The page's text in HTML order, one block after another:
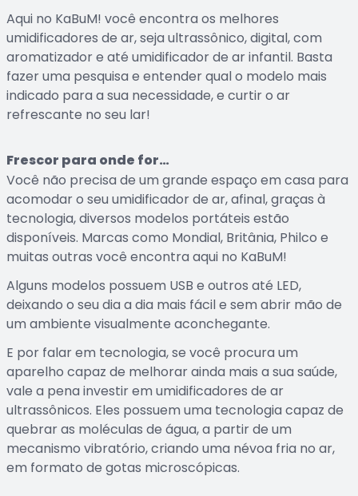
Aqui no KaBuM! você encontra os melhores
umidificadores de ar, seja ultrassônico, digital, com
aromatizador e até umidificador de ar infantil. Basta
fazer uma pesquisa e entender qual o modelo mais
indicado para a sua necessidade, e curtir o ar
refrescante no seu lar!
Frescor para onde for…
Você não precisa de um grande espaço em casa para
acomodar o seu umidificador de ar, afinal, graças à
tecnologia, diversos modelos portáteis estão
disponíveis. Marcas como Mondial, Britânia, Philco e
muitas outras você encontra aqui no KaBuM!
Alguns modelos possuem USB e outros até LED,
deixando o seu dia a dia mais fácil e sem abrir mão de
um ambiente visualmente aconchegante.
E por falar em tecnologia, se você procura um
aparelho capaz de melhorar ainda mais a sua saúde,
vale a pena investir em umidificadores de ar
ultrassônicos. Eles possuem uma tecnologia capaz de
quebrar as moléculas de água, a partir de um
mecanismo vibratório, criando uma névoa fria no ar,
em formato de gotas microscópicas.